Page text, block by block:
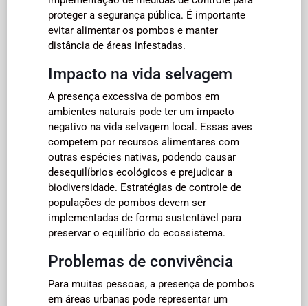
proteger a segurança pública. É importante
evitar alimentar os pombos e manter
distância de áreas infestadas.
Impacto na vida selvagem
A presença excessiva de pombos em
ambientes naturais pode ter um impacto
negativo na vida selvagem local. Essas aves
competem por recursos alimentares com
outras espécies nativas, podendo causar
desequilíbrios ecológicos e prejudicar a
biodiversidade. Estratégias de controle de
populações de pombos devem ser
implementadas de forma sustentável para
preservar o equilíbrio do ecossistema.
Problemas de convivência
Para muitas pessoas, a presença de pombos
em áreas urbanas pode representar um